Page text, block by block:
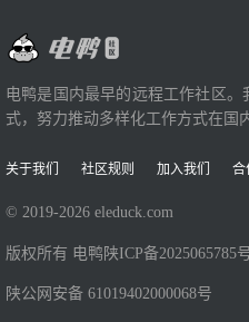
电鸭是国内最早的远程工作社区。
式，努力推动多样化工作方式在国
关于我们 社区规则 加入我们 合
© 2019-2026 eleduck.com
版权所有 电鸭 陕ICP备2025065785
陕公网安备 61019402000068号